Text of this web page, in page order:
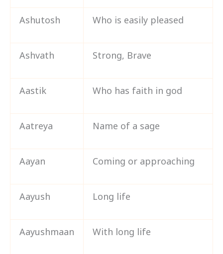
Ashutosh Who is easily pleased
Ashvath Strong, Brave
Aastik Who has faith in god
Aatreya Name of a sage
Aayan Coming or approaching
Aayush Long life
Aayushmaan With long life